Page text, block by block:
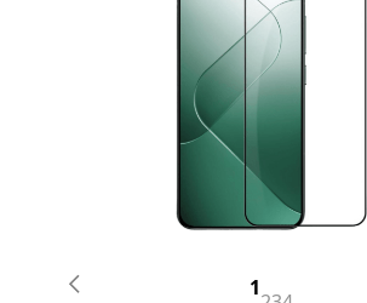
1